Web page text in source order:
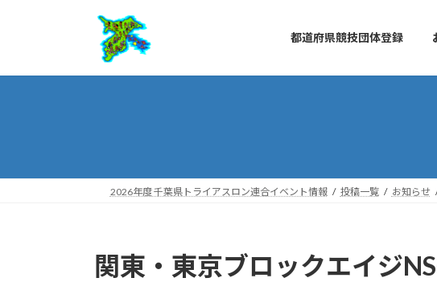
プ
動
都道府県競技団体登録
2026年度 千葉県トライアスロン連合イベント情報 投稿一覧 お知らせ
関東・東京ブロックエイジ